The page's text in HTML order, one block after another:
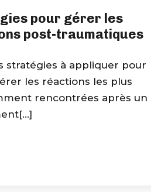
pour gérer les
post-traumatiques
stratégies à appliquer pour
les réactions les plus
rencontrées après un